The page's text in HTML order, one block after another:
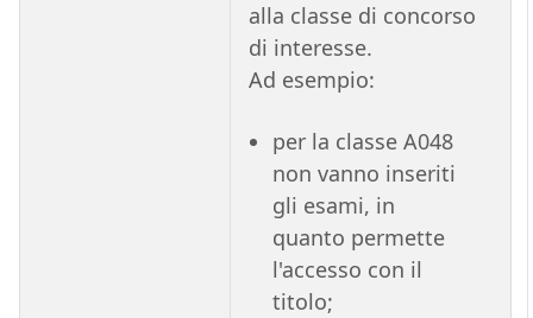
alla classe di concorso
di interesse.
Ad esempio:
per la classe A048
non vanno inseriti
gli esami, in
quanto permette
l'accesso con il
titolo;